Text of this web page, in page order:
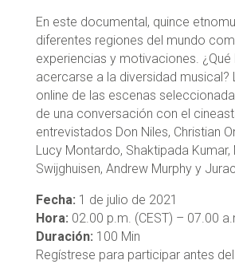
En este documental, quince
diferentes regiones del mundo
experiencias y motivaciones. ¿Qué
acercarse a la diversidad musical?
online de las escenas
de una conversación con el
entrevistados Don Niles, Christian
Lucy Montardo, Shaktipada Kumar,
Swijghuisen, Andrew Murphy y
Fecha: 1 de julio de 2021
Hora: 02.00 p.m. (CEST) – 07.00
Duración: 100 Min
Regístrese para participar antes